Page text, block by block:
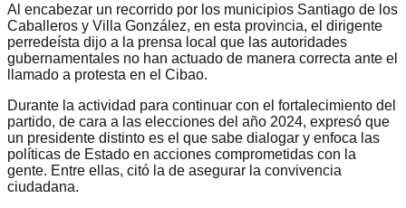
Al encabezar un recorrido por los municipios Santiago de los
Caballeros y Villa González, en esta provincia, el dirigente
perredeísta dijo a la prensa local que las autoridades
gubernamentales no han actuado de manera correcta ante el
llamado a protesta en el Cibao.
Durante la actividad para continuar con el fortalecimiento del
partido, de cara a las elecciones del año 2024, expresó que
un presidente distinto es el que sabe dialogar y enfoca las
políticas de Estado en acciones comprometidas con la
gente. Entre ellas, citó la de asegurar la convivencia
ciudadana.